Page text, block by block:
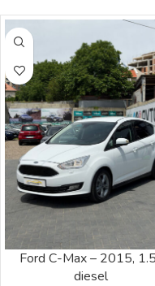
Ford C-Max – 2015,
diesel